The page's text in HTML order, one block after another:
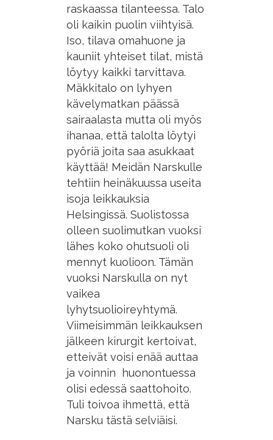
raskaassa tilanteessa. Talo
oli kaikin puolin viihtyisä.
Iso, tilava omahuone ja
kauniit yhteiset tilat, mistä
löytyy kaikki tarvittava.
Mäkkitalo on lyhyen
kävelymatkan päässä
sairaalasta mutta oli myös
ihanaa, että talolta löytyi
pyöriä joita saa asukkaat
käyttää! Meidän Narskulle
tehtiin heinäkuussa useita
isoja leikkauksia
Helsingissä. Suolistossa
olleen suolimutkan vuoksi
lähes koko ohutsuoli oli
mennyt kuolioon. Tämän
vuoksi Narskulla on nyt
vaikea
lyhytsuolioireyhtymä.
Viimeisimmän leikkauksen
jälkeen kirurgit kertoivat,
etteivät voisi enää auttaa
ja voinnin huonontuessa
olisi edessä saattohoito.
Tuli toivoa ihmettä, että
Narsku tästä selviäisi.